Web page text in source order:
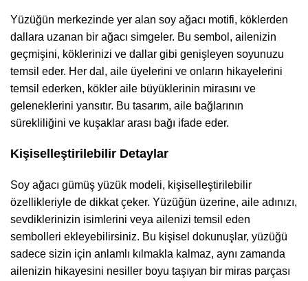
Yüzüğün merkezinde yer alan soy ağacı motifi, köklerden
dallara uzanan bir ağacı simgeler. Bu sembol, ailenizin
geçmişini, köklerinizi ve dallar gibi genişleyen soyunuzu
temsil eder. Her dal, aile üyelerini ve onların hikayelerini
temsil ederken, kökler aile büyüklerinin mirasını ve
geleneklerini yansıtır. Bu tasarım, aile bağlarının
sürekliliğini ve kuşaklar arası bağı ifade eder.
Kişiselleştirilebilir Detaylar
Soy ağacı gümüş yüzük modeli, kişiselleştirilebilir
özellikleriyle de dikkat çeker. Yüzüğün üzerine, aile adınızı,
sevdiklerinizin isimlerini veya ailenizi temsil eden
sembolleri ekleyebilirsiniz. Bu kişisel dokunuşlar, yüzüğü
sadece sizin için anlamlı kılmakla kalmaz, aynı zamanda
ailenizin hikayesini nesiller boyu taşıyan bir miras parçası